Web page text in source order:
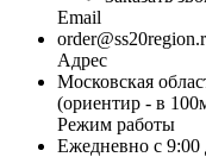
Email
Адрес
Московская
(ориентир - в
Режим работы
Ежедневно с